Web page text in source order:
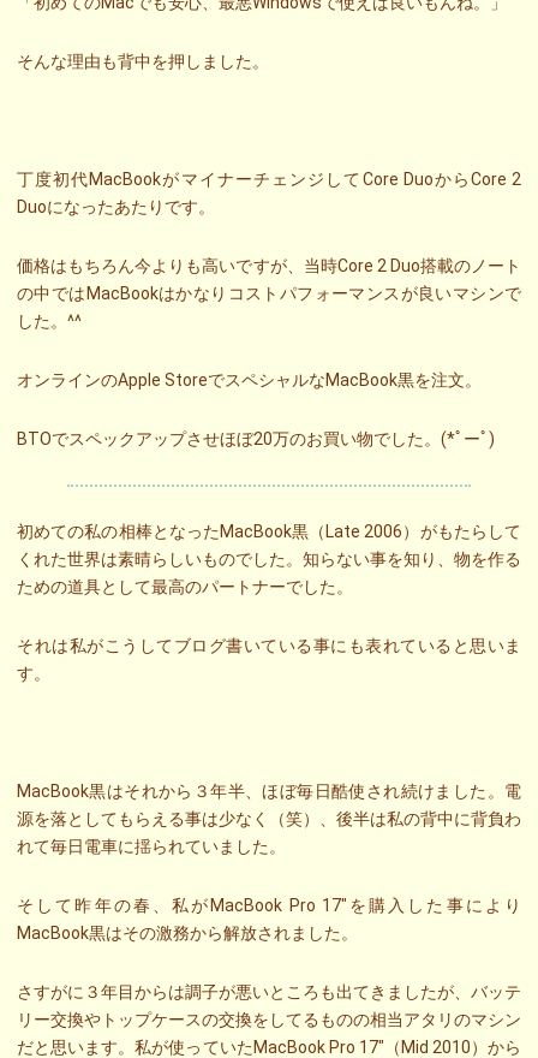
そんな理由も背中を押しました。
丁度初代MacBookがマイナーチェンジしてCore DuoからCore 2
Duoになったあたりです。
価格はもちろん今よりも高いですが、当時Core 2 Duo搭載のノート
の中ではMacBookはかなりコストパフォーマンスが良いマシンで
した。^^
オンラインのApple StoreでスペシャルなMacBook黒を注文。
BTOでスペックアップさせほぼ20万のお買い物でした。(*ﾟーﾟ)
初めての私の相棒となったMacBook黒（Late 2006）がもたらして
くれた世界は素晴らしいものでした。知らない事を知り、物を作る
ための道具として最高のパートナーでした。
それは私がこうしてブログ書いている事にも表れていると思いま
す。
MacBook黒はそれから３年半、ほぼ毎日酷使され続けました。電
源を落としてもらえる事は少なく（笑）、後半は私の背中に背負わ
れて毎日電車に揺られていました。
そして昨年の春、私がMacBook Pro 17″を購入した事により
MacBook黒はその激務から解放されました。
さすがに３年目からは調子が悪いところも出てきましたが、バッテ
リー交換やトップケースの交換をしてるものの相当アタリのマシン
だと思います。私が使っていたMacBook Pro 17″（Mid 2010）から